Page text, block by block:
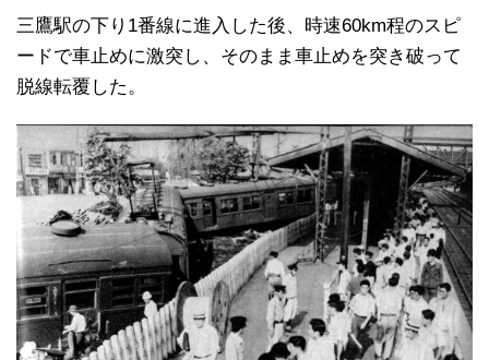
三鷹駅の下り1番線に進入した後、時速60km程のスピ
ードで車止めに激突し、そのまま車止めを突き破って
脱線転覆した。